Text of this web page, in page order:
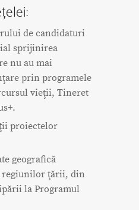
de candidaturi
sprijinirea
nu au mai
prin programele
vieţii, Tineret
proiectelor
geografică
regiunilor ţării, din
la Programul